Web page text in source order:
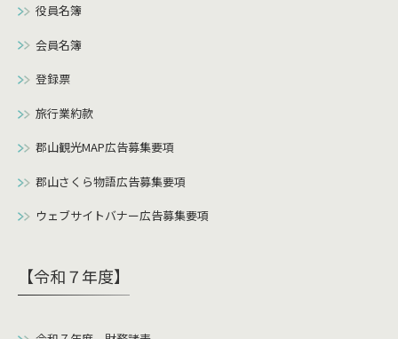
役員名簿
会員名簿
登録票
旅行業約款
郡山観光MAP広告募集要項
郡山さくら物語広告募集要項
ウェブサイトバナー広告募集要項
【令和７年度】